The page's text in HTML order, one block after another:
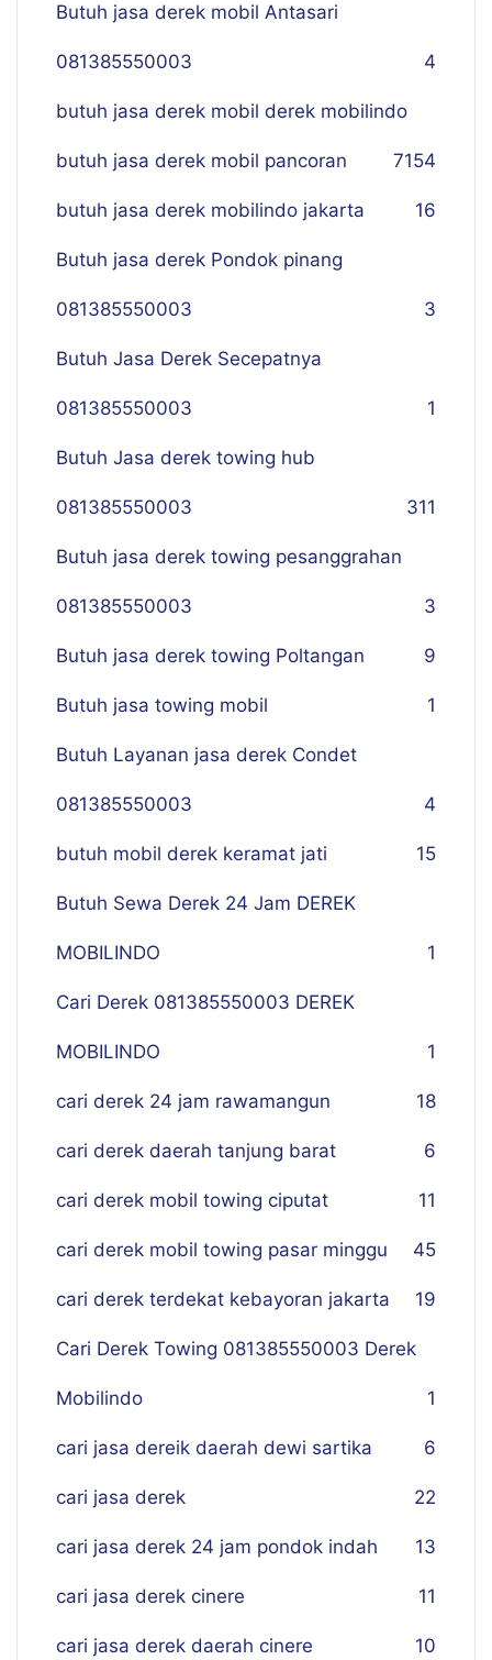
Butuh jasa derek mobil Antasari
081385550003 4
butuh jasa derek mobil derek mobilindo
154
butuh jasa derek mobil pancoran 7
butuh jasa derek mobilindo jakarta 16
Butuh jasa derek Pondok pinang
081385550003 3
Butuh Jasa Derek Secepatnya
081385550003 1
Butuh Jasa derek towing hub
081385550003 311
Butuh jasa derek towing pesanggrahan
081385550003 3
Butuh jasa derek towing Poltangan 9
Butuh jasa towing mobil 1
Butuh Layanan jasa derek Condet
081385550003 4
butuh mobil derek keramat jati 15
Butuh Sewa Derek 24 Jam DEREK
MOBILINDO 1
Cari Derek 081385550003 DEREK
MOBILINDO 1
cari derek 24 jam rawamangun 18
cari derek daerah tanjung barat 6
cari derek mobil towing ciputat 11
cari derek mobil towing pasar minggu 45
cari derek terdekat kebayoran jakarta 19
Cari Derek Towing 081385550003 Derek
Mobilindo 1
cari jasa dereik daerah dewi sartika 6
cari jasa derek 22
cari jasa derek 24 jam pondok indah 13
cari jasa derek cinere 11
cari jasa derek daerah cinere 10